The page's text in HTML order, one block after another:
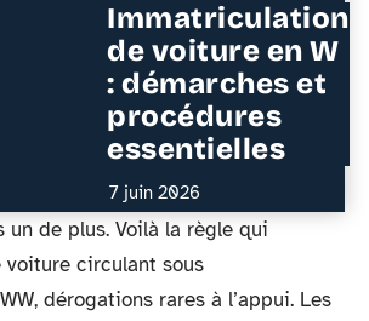
Immatriculation
de voiture en W
: démarches et
procédures
essentielles
7 juin 2026
un de plus. Voilà la règle qui
voiture circulant sous
dérogations rares à l’appui. Les